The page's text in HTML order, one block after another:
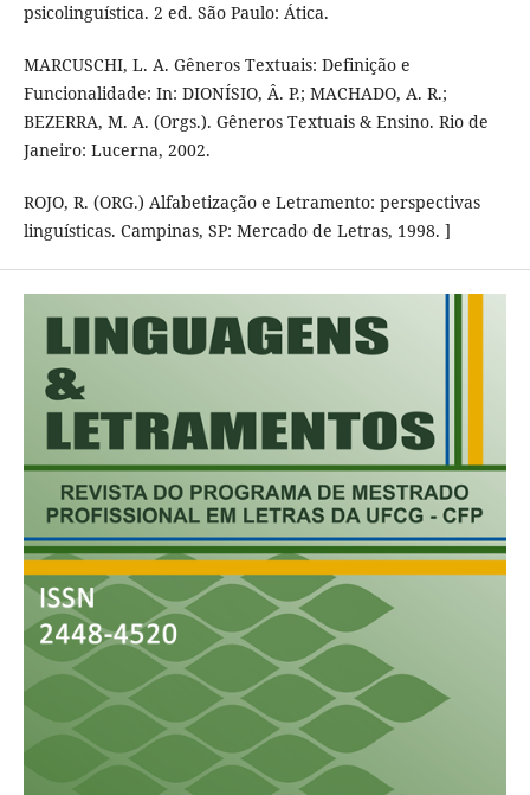
psicolinguística. 2 ed. São Paulo: Ática.
MARCUSCHI, L. A. Gêneros Textuais: Definição e
Funcionalidade: In: DIONÍSIO, Â. P.; MACHADO, A. R.;
BEZERRA, M. A. (Orgs.). Gêneros Textuais & Ensino. Rio de
Janeiro: Lucerna, 2002.
ROJO, R. (ORG.) Alfabetização e Letramento: perspectivas
linguísticas. Campinas, SP: Mercado de Letras, 1998. ]